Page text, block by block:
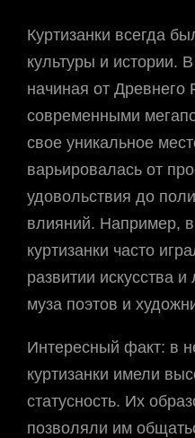
Куртизанки всегда
культуры и истории.
начиная от Древнего
современными
свое уникальное
варьировалась от
удовольствия до
влияний. Например,
куртизанки часто
развитии искусства
муза поэтов и
Интересный факт: в
куртизанки имели
статусность. Их
позволяли им